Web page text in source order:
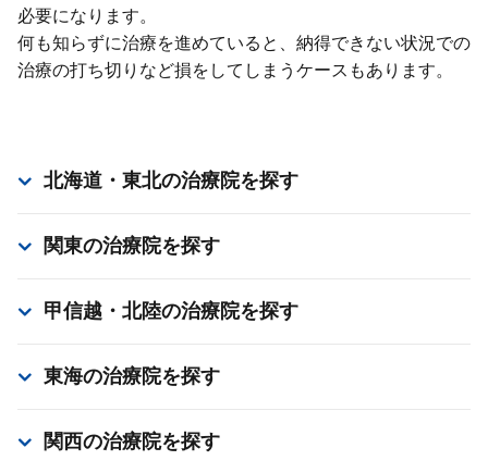
必要になります。
何も知らずに治療を進めていると、納得できない状況での
治療の打ち切りなど損をしてしまうケースもあります。
北海道・東北の治療院を探す
関東の治療院を探す
甲信越・北陸の治療院を探す
東海の治療院を探す
関西の治療院を探す